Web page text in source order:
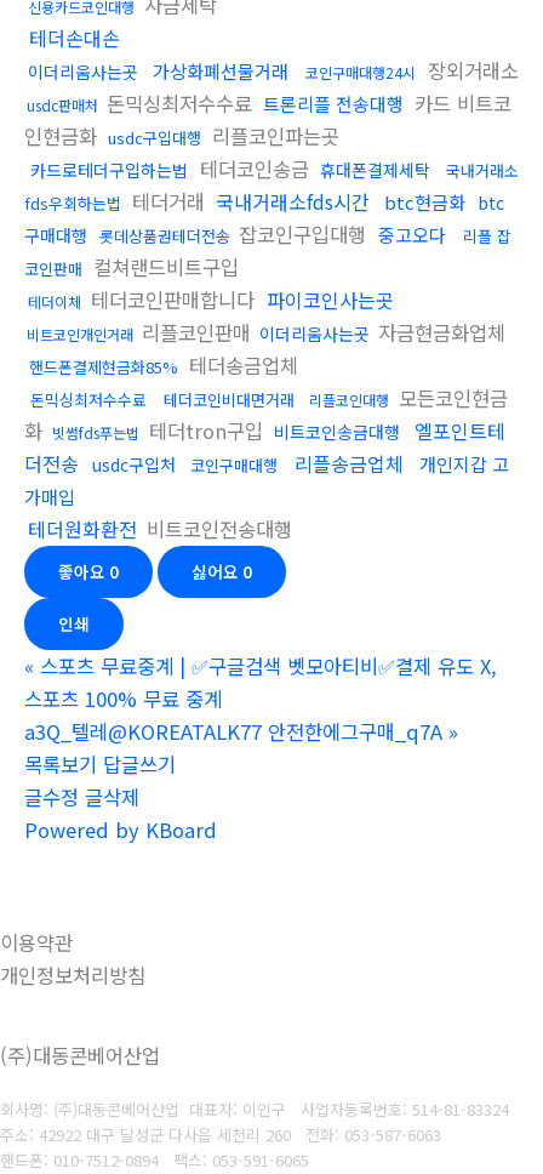
신용카드코인대행
테더손대손
이더리움사는곳 가상화폐선물거래 코인구매대행24시 장외거래소
usdc판매처 돈믹싱최저수수료 트론리플 전송대행 카드 비트코
인현금화 usdc구입대행 리플코인파는곳
카드로테더구입하는법 테더코인송금 휴대폰결제세탁
국내거래소
fds우회하는법
테더거래 국내거래소fds시간 btc현금화 btc
구매대행 롯데상품권테더전송 잡코인구입대행 중고오다
리플 잡
코인판매 컬쳐랜드비트구입
테더이체 테더코인판매합니다 파이코인사는곳
비트코인개인거래 리플코인판매 이더리움사는곳 자금현금화업체
핸드폰결제현금화85% 테더송금업체
돈믹싱최저수수료 테더코인비대면거래 리플코인대행 모든코인현금
화 빗썸fds푸는법 테더tron구입 비트코인송금대행
엘포인트테
더전송 usdc구입처 코인구매대행 리플송금업체
개인지갑 고
가매입
테더원화환전 비트코인전송대행
좋아요 0 싫어요 0
인쇄
« 스포츠 무료중계 | ✅구글검색 벳모아티비✅결제 유도 X,
스포츠 100% 무료 중계
a3Q_텔레@KOREATALK77 안전한에그구매_q7A »
목록보기 답글쓰기
글수정 글삭제
Powered by KBoard
이용약관
개인정보처리방침
(주)대동콘베어산업
회사명: (주)대동콘베어산업 대표자: 이인구 사업자등록번호: 514-81-83324
주소: 42922 대구 달성군 다사읍 세천리 260 전화: 053-587-6063
핸드폰: 010-7512-0894
팩스: 053-591-6065